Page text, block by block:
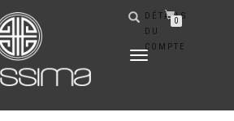
DÉPLIER
DÉTAILS
DU
COMPTE
0